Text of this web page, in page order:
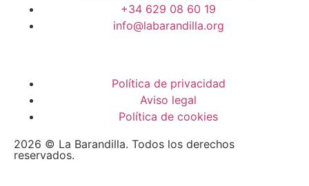
+34 629 08 60 19
info@labarandilla.org
2026 © La Barandilla. Todos los derechos
reservados.
Política de privacidad
Aviso legal
Política de cookies